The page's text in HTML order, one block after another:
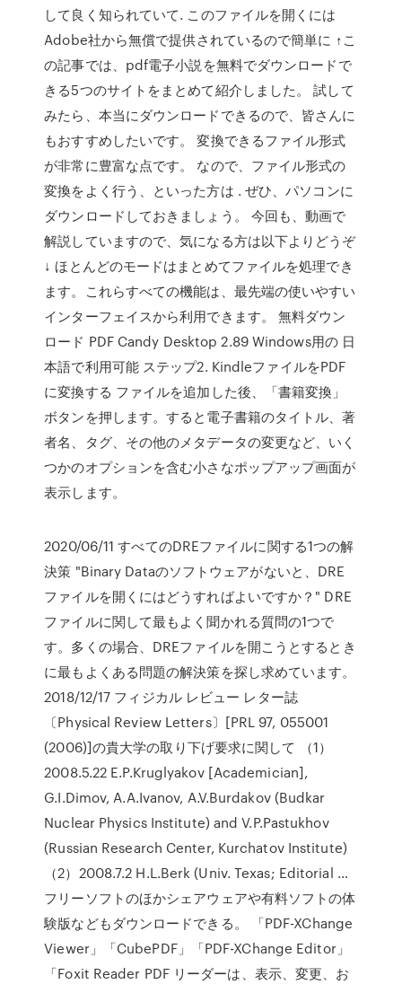
して良く知られていて. このファイルを開くには
Adobe社から無償で提供されているので簡単に ↑こ
の記事では、pdf電子小説を無料でダウンロードで
きる5つのサイトをまとめて紹介しました。 試して
みたら、本当にダウンロードできるので、皆さんに
もおすすめしたいです。 変換できるファイル形式
が非常に豊富な点です。 なので、ファイル形式の
変換をよく行う、といった方は . ぜひ、パソコンに
ダウンロードしておきましょう。 今回も、動画で
解説していますので、気になる方は以下よりどうぞ
↓ ほとんどのモードはまとめてファイルを処理でき
ます。これらすべての機能は、最先端の使いやすい
インターフェイスから利用できます。 無料ダウン
ロード PDF Candy Desktop 2.89 Windows用の 日
本語で利用可能 ステップ2. KindleファイルをPDF
に変換する ファイルを追加した後、「書籍変換」
ボタンを押します。すると電子書籍のタイトル、著
者名、タグ、その他のメタデータの変更など、いく
つかのオプションを含む小さなポップアップ画面が
表示します。
2020/06/11 すべてのDREファイルに関する1つの解
決策 "Binary Dataのソフトウェアがないと、DRE
ファイルを開くにはどうすればよいですか？" DRE
ファイルに関して最もよく聞かれる質問の1つで
す。多くの場合、DREファイルを開こうとするとき
に最もよくある問題の解決策を探し求めています。
2018/12/17 フィジカル レビュー レター誌
〔Physical Review Letters〕[PRL 97, 055001
(2006)]の貴大学の取り下げ要求に関して （1）
2008.5.22 E.P.Kruglyakov [Academician],
G.I.Dimov, A.A.Ivanov, A.V.Burdakov (Budkar
Nuclear Physics Institute) and V.P.Pastukhov
(Russian Research Center, Kurchatov Institute)
（2）2008.7.2 H.L.Berk (Univ. Texas; Editorial …
フリーソフトのほかシェアウェアや有料ソフトの体
験版などもダウンロードできる。 「PDF-XChange
Viewer」「CubePDF」「PDF-XChange Editor」
「Foxit Reader PDF リーダーは、表示、変更、お